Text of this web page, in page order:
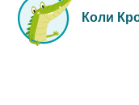
Коли